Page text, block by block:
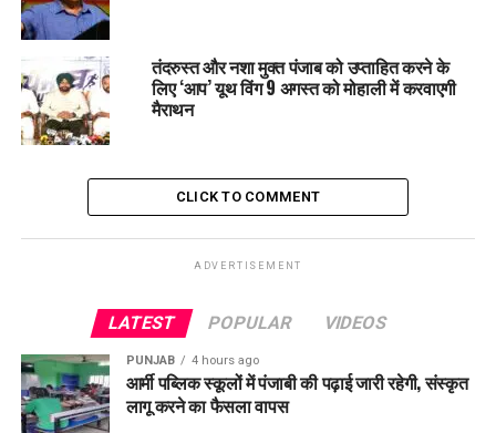
UP NEXT
बाजवा आज ग्रेनेड बयान पर देंगे पुलिस को जवाब, चंडीगढ़ में
Punjab कांग्रेस करेगी विरोध प्रदर्शन।
DON'T MISS
पटियाला पहुंचे CM भगवंत मान: अंबेडकर जयंती पर यूनिवर्सिटी
समागम में शिरकत, छात्रों को बांटी जाएंगी स्कॉलरशिप।.
तंदरुस्त और नशा मुक्त पंजाब को उप्ताहित करने के
लिए ‘आप’ यूथ विंग 9 अगस्त को मोहाली में करवाएगी
मैराथन
CLICK TO COMMENT
ADVERTISEMENT
LATEST POPULAR VIDEOS
PUNJAB 4 hours ago
आर्मी पब्लिक स्कूलों में पंजाबी की पढ़ाई जारी रहेगी, संस्कृत
लागू करने का फैसला वापस